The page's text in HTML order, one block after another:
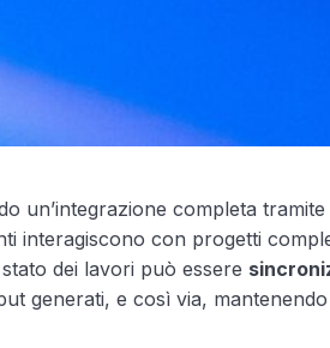
completa tramite
interagiscono con progetti
dei lavori può essere
generati, e così via,